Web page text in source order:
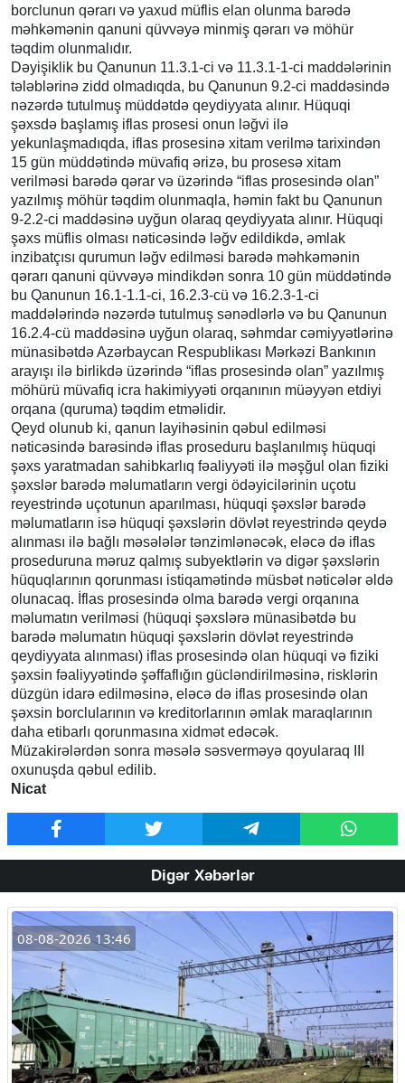
borclunun qərarı və yaxud müflis elan olunma barədə
məhkəmənin qanuni qüvvəyə minmiş qərarı və möhür
təqdim olunmalıdır.
Dəyişiklik bu Qanunun 11.3.1-ci və 11.3.1-1-ci maddələrinin
tələblərinə zidd olmadıqda, bu Qanunun 9.2-ci maddəsində
nəzərdə tutulmuş müddətdə qeydiyyata alınır. Hüquqi
şəxsdə başlamış iflas prosesi onun ləğvi ilə
yekunlaşmadıqda, iflas prosesinə xitam verilmə tarixindən
15 gün müddətində müvafiq ərizə, bu prosesə xitam
verilməsi barədə qərar və üzərində “iflas prosesində olan”
yazılmış möhür təqdim olunmaqla, həmin fakt bu Qanunun
9-2.2-ci maddəsinə uyğun olaraq qeydiyyata alınır. Hüquqi
şəxs müflis olması nəticəsində ləğv edildikdə, əmlak
inzibatçısı qurumun ləğv edilməsi barədə məhkəmənin
qərarı qanuni qüvvəyə mindikdən sonra 10 gün müddətində
bu Qanunun 16.1-1.1-ci, 16.2.3-cü və 16.2.3-1-ci
maddələrində nəzərdə tutulmuş sənədlərlə və bu Qanunun
16.2.4-cü maddəsinə uyğun olaraq, səhmdar cəmiyyətlərinə
münasibətdə Azərbaycan Respublikası Mərkəzi Bankının
arayışı ilə birlikdə üzərində “iflas prosesində olan” yazılmış
möhürü müvafiq icra hakimiyyəti orqanının müəyyən etdiyi
orqana (quruma) təqdim etməlidir.
Qeyd olunub ki, qanun layihəsinin qəbul edilməsi
nəticəsində barəsində iflas proseduru başlanılmış hüquqi
şəxs yaratmadan sahibkarlıq fəaliyyəti ilə məşğul olan fiziki
şəxslər barədə məlumatların vergi ödəyicilərinin uçotu
reyestrində uçotunun aparılması, hüquqi şəxslər barədə
məlumatların isə hüquqi şəxslərin dövlət reyestrində qeydə
alınması ilə bağlı məsələlər tənzimlənəcək, eləcə də iflas
proseduruna məruz qalmış subyektlərin və digər şəxslərin
hüquqlarının qorunması istiqamətində müsbət nəticələr əldə
olunacaq. İflas prosesində olma barədə vergi orqanına
məlumatın verilməsi (hüquqi şəxslərə münasibətdə bu
barədə məlumatın hüquqi şəxslərin dövlət reyestrində
qeydiyyata alınması) iflas prosesində olan hüquqi və fiziki
şəxsin fəaliyyətində şəffaflığın gücləndirilməsinə, risklərin
düzgün idarə edilməsinə, eləcə də iflas prosesində olan
şəxsin borclularının və kreditorlarının əmlak maraqlarının
daha etibarlı qorunmasına xidmət edəcək.
Müzakirələrdən sonra məsələ səsverməyə qoyularaq III
oxunuşda qəbul edilib.
Nicat
Digər Xəbərlər
08-08-2026 13:46